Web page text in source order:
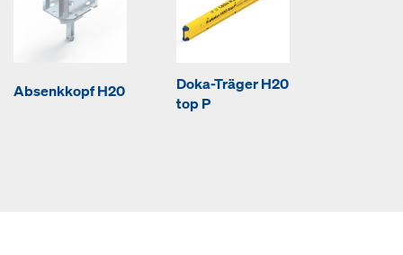
Absenkkopf H20
Doka-Träger H20
top P